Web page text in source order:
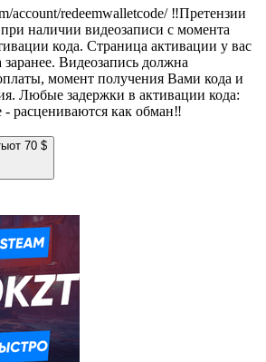
account/redeemwalletcode/ ‼️Претензии
наличии видеозаписи с момента
кода. Страница активации у вас
Видеозапись должна
момент получения Вами кода и
Любые задержки в активации кода:
- расцениваются как обман‼️
от 70 $